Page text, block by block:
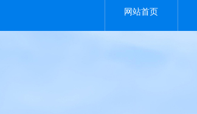
网站首页